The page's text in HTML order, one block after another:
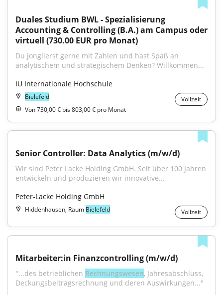
Duales Studium BWL - Spezialisierung
Accounting & Controlling (B.A.) am Campus oder
virtuell (730.00 EUR pro Monat)
Du jonglierst gerne mit Zahlen und hast Spaß an
analytischem und strategischem Denken? Willkommen...
IU Internationale Hochschule
Bielefeld
Vollzeit
Von 730,00 € bis 803,00 € pro Monat
Senior Controller: Data Analytics (m/w/d)
Wir sind Peter Lacke Holding GmbH. Seit über 100 Jahren
entwickeln und produzieren wir innovative...
Peter-Lacke Holding GmbH
Hiddenhausen, Raum Bielefeld Vollzeit
Mitarbeiter:in Finanzcontrolling (m/w/d)
"...des betrieblichen Rechnungswesen, Jahresabschluss,
Deckungsbeitragsrechnung und deren Auswirkungen..."